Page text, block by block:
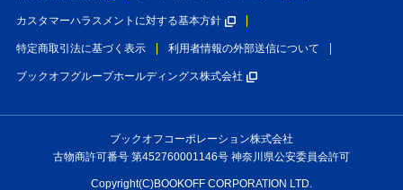
カスタマーハラスメントに対する基本方針
特定商取引法に基づく表示 利用者情報の外部送信について
ブックオフグループホールディングス株式会社
ブックオフコーポレーション株式会社
古物商許可番号 第452760001146号 神奈川県公安委員会許可
Copyright(C)BOOKOFF CORPORATION LTD.